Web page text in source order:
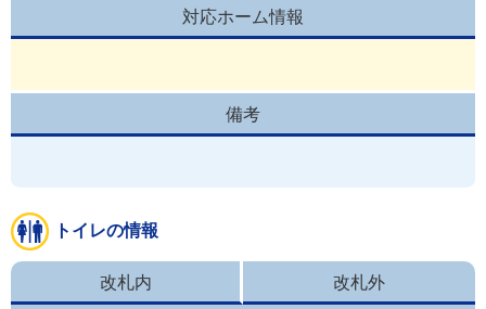
対応ホーム情報
備考
トイレの情報
改札内 改札外